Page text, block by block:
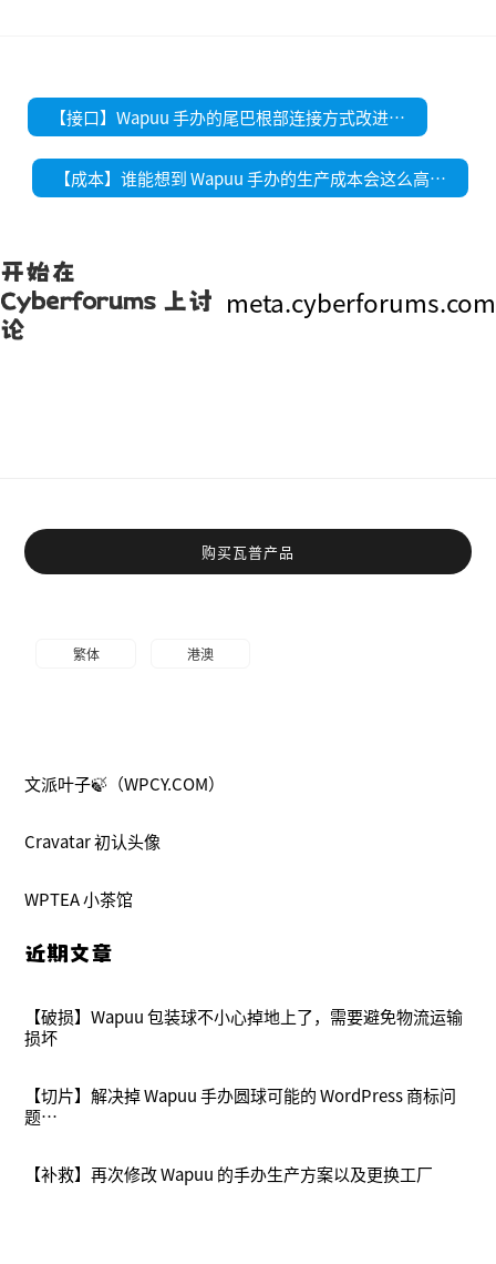
文
章
【接口】Wapuu 手办的尾巴根部连接方式改进…
【成本】谁能想到 Wapuu 手办的生产成本会这么高…
开始在
Cyberforums 上讨
论
meta.cyberforums.com
购买瓦普产品
繁体 港澳
文派叶子🍃（WPCY.COM）
Cravatar 初认头像
WPTEA 小茶馆
近期文章
【破损】Wapuu 包装球不小心掉地上了，需要避免物流运输
损坏
【切片】解决掉 Wapuu 手办圆球可能的 WordPress 商标问
题…
【补救】再次修改 Wapuu 的手办生产方案以及更换工厂